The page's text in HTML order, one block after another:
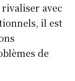
avec
il est
de